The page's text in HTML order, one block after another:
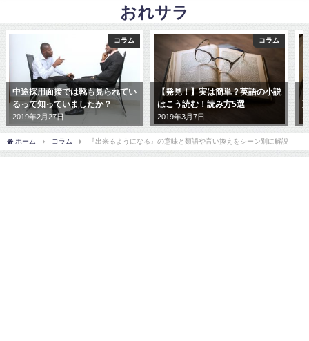
おれサラ
コラム
中途採用面接では靴も見られてい
るって知っていましたか？
2019年2月27日
コラム
【発見！】実は簡単？英語の小説
はこう読む！読み方5選
2019年3月7日
ホーム コラム 『出来るようになる』の意味と類語や言い換えをシーン別に解説